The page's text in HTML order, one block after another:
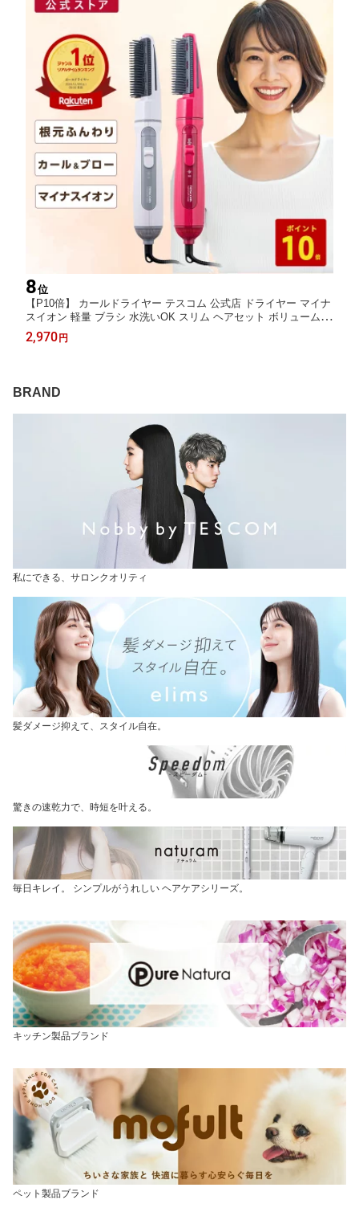
8位
【P10倍】 カールドライヤー テスコム 公式店 ドライヤー マイナ
スイオン 軽量 ブラシ 水洗いOK スリム ヘアセット ボリュームア
ップ TC200B 1年保証 母の日 プレゼント ギフト TESCOM 日本
メーカー
2,970 円
BRAND
私にできる、サロンクオリティ
髪ダメージ抑えて、スタイル自在。
驚きの速乾力で、時短を叶える。
毎日キレイ。 シンプルがうれしい ヘアケアシリーズ。
キッチン製品ブランド
ペット製品ブランド